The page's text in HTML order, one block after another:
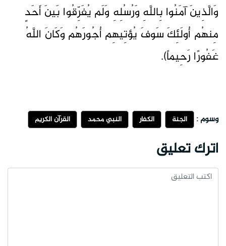
وَالَّذِينَ آمَنُوا بِاللَّهِ وَرُسُلِهِ وَلَم يُفَرِّقُوا بَينَ أَحَدٍ
مِنهُم أُولَئِكَ سَوفَ يُؤتِيهِم أُجُورَهُم وَكَانَ اللَّهُ
غَفُورًا رَحِيماً).
وسوم : الجنة الكفار النبي محمد القرآن الكريم
اترك تعليق